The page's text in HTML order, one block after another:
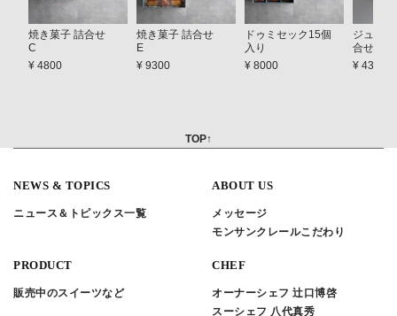
焼き菓子 詰合せ
C
¥ 4800
焼き菓子 詰合せ
E
¥ 9300
ドゥミセック15個
入り
¥ 8000
ジュレ
合せ A
¥ 4300
TOP↑
NEWS & TOPICS
ニュース＆トピックス一覧
ABOUT US
メッセージ
モンサンクレールこだわり
PRODUCT
販売中のスイーツなど
CHEF
オーナーシェフ 辻口博啓
スーシェフ 八代真秀